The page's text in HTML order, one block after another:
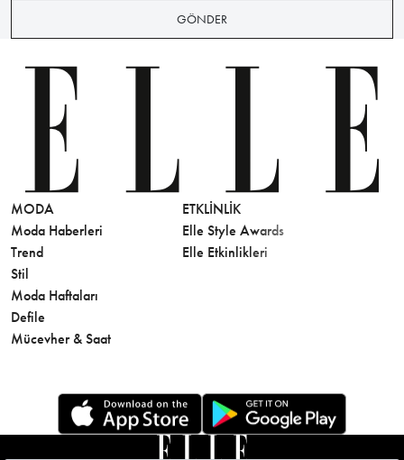
GÖNDER
MODA
Moda Haberleri
Trend
Stil
Moda Haftaları
Defile
Mücevher & Saat
ETKLINLIK
Elle Style Awards
Elle Etkinlikleri